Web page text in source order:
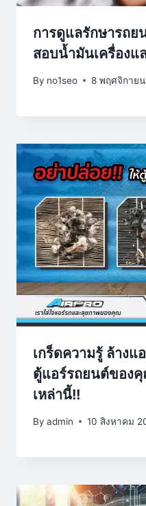
การดูแลรักษารถย
สอบน้ำมันเครื่องแ
By no1seo 8 พฤศจิกาย
เกร็ดความรู้ ล้าง
ตู้แอร์รถยนต์ของ
เหล่านี้!!
By admin 10 สิงหาคม